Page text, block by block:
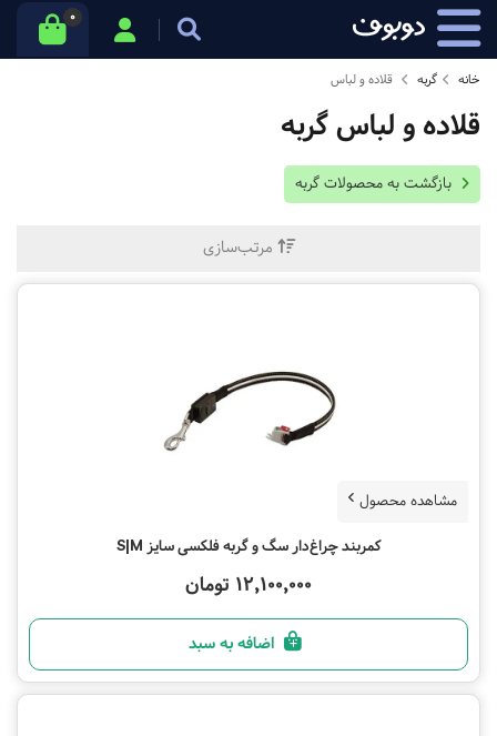
0
خانه گربه قلاده و لباس
قلاده و لباس گربه
بازگشت به محصولات گربه
مرتب‌سازی
مشاهده محصول
کمربند چراغ‌دار سگ و گربه فلکسی سایز S|M
12,100,000 تومان
اضافه به سبد